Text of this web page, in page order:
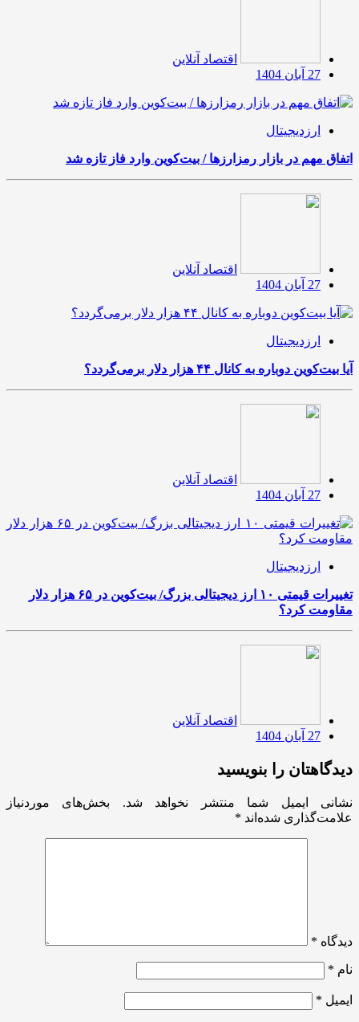
اقتصاد آنلاین
27 آبان 1404
ارزدیجیتال
اتفاق مهم در بازار رمزارزها / بیت‌کوین وارد فاز تازه شد
اقتصاد آنلاین
27 آبان 1404
ارزدیجیتال
آیا بیت‌کوین دوباره به کانال ۴۴ هزار دلار برمی‌گردد؟
اقتصاد آنلاین
27 آبان 1404
ارزدیجیتال
تغییرات قیمتی ۱۰ ارز دیجیتالی بزرگ/ بیت‌کوین در ۶۵ هزار دلار
مقاومت کرد؟
اقتصاد آنلاین
27 آبان 1404
دیدگاهتان را بنویسید
نشانی ایمیل شما منتشر نخواهد شد.
بخش‌های موردنیاز
علامت‌گذاری شده‌اند *
دیدگاه *
نام *
ایمیل *